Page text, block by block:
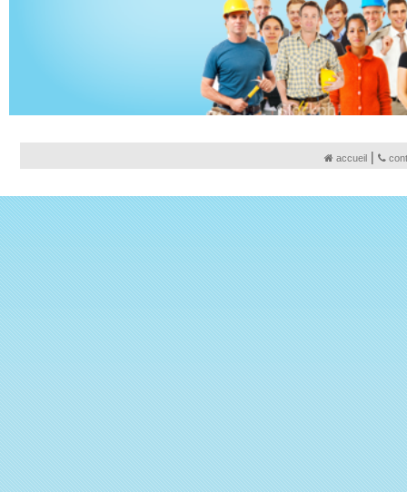
accueil|